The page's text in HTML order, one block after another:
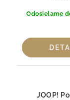
Odosielame
JOOP!